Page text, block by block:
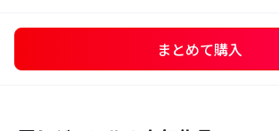
まとめて購入